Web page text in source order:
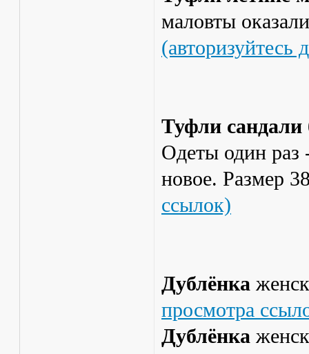
маловты
(авторизуйтесь
Туфли сандали
Одеты один раз
новое. Размер
ссылок)
Дублёнка
просмотра
Дублёнка